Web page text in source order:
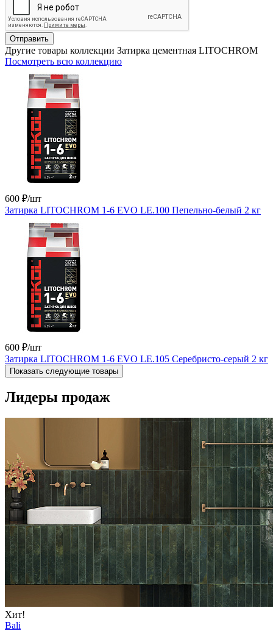
Отправить
Другие товары коллекции Затирка цементная LITOCHROM
Посмотреть всю коллекцию
600 ₽/шт
Затирка LITOCHROM 1-6 EVO LE.100 Пепельно-белый 2 кг
600 ₽/шт
Затирка LITOCHROM 1-6 EVO LE.105 Серебристо-серый 2 кг
Показать следующие товары
Лидеры продаж
Хит!
Bali